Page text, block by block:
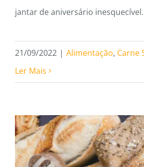
jantar de aniversário inesquecível.
21/09/2022 | Alimentação, Carne
Ler Mais